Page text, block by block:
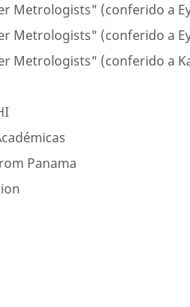
Metrologists" (conferido a
Metrologists" (conferido a
Metrologists" (conferido a
Panama